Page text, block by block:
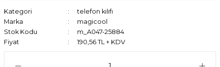
Kategori
telefon kılıfı
Marka
magicool
Stok Kodu
m_A047-25884
Fiyat
190,56 TL + KDV